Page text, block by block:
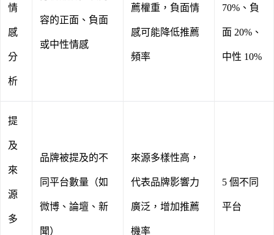
情
感
分
析
容的正面、負面
或中性情感
薦權重，負面情
感可能降低推薦
頻率
70%、負
面 20%、
中性 10%
提
及
來
源
多
品牌被提及的不
同平台數量（如
微博、論壇、新
聞）
來源多樣性高，
代表品牌影響力
廣泛，增加推薦
機率
5 個不同
平台